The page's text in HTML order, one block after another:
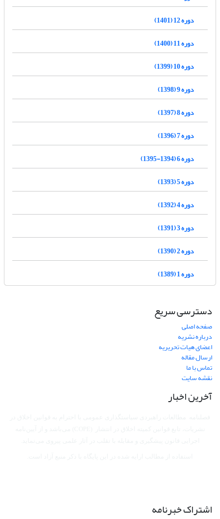
دوره 12 (1401)
دوره 11 (1400)
دوره 10 (1399)
دوره 9 (1398)
دوره 8 (1397)
دوره 7 (1396)
دوره 6 (1394-1395)
دوره 5 (1393)
دوره 4 (1392)
دوره 3 (1391)
دوره 2 (1390)
دوره 1 (1389)
دسترسی سریع
صفحه اصلی
درباره نشریه
اعضای هیات تحریریه
ارسال مقاله
تماس با ما
نقشه سایت
آخرین اخبار
اشتراک خبرنامه